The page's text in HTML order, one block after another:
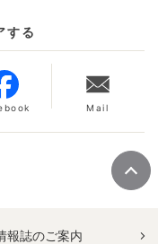
する
Mail
報誌のご案内